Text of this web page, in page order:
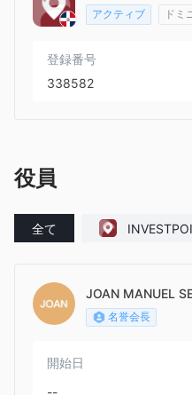
アクティブ ドミ
登録番号
338582
役員
全て
JOAN MANUEL
名誉会長
開始日
--